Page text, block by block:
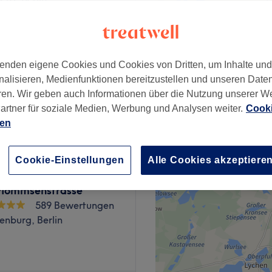
ab 65,40 €
Spare bis zu 40%
verbringen? Dann
- Kosmetikinstitut
589 Bewertungen
Berlin
eigene Cookies und Cookies von Dritten, um Inhalte
Medienfunktionen bereitzustellen und unseren
Wir geben auch Informationen über die Nutzung unserer
für soziale Medien, Werbung und Analysen weiter.
Cookie-Einstellungen Alle Cookies akzeptieren